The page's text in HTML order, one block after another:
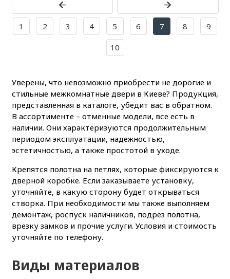
1 2 3 4 5 6 7 8 9
10
Уверены, что невозможно приобрести не дорогие и
стильные межкомнатные двери в Киеве? Продукция,
представленная в каталоге, убедит вас в обратном.
В ассортименте – отменные модели, все есть в
наличии. Они характеризуются продолжительным
периодом эксплуатации, надежностью,
эстетичностью, а также простотой в уходе.
Крепятся полотна на петлях, которые фиксируются к
дверной коробке. Если заказываете установку,
уточняйте, в какую сторону будет открываться
створка. При необходимости мы также выполняем
демонтаж, роспуск наличников, подрез полотна,
врезку замков и прочие услуги. Условия и стоимость
уточняйте по телефону.
Виды материалов